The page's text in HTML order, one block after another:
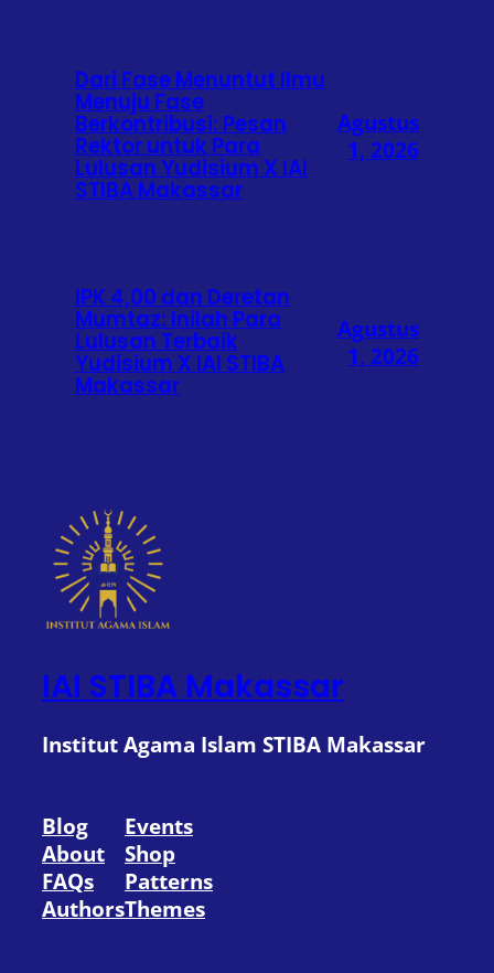
Dari Fase Menuntut Ilmu
Menuju Fase
Berkontribusi: Pesan
Rektor untuk Para
Lulusan Yudisium X IAI
STIBA Makassar
Agustus
1, 2026
IPK 4,00 dan Deretan
Mumtaz: Inilah Para
Lulusan Terbaik
Yudisium X IAI STIBA
Makassar
Agustus
1, 2026
IAI STIBA Makassar
Institut Agama Islam STIBA Makassar
Blog
About
FAQs
Authors
Events
Shop
Patterns
Themes